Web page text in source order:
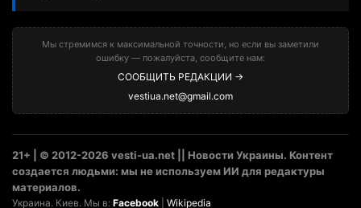
Мы стремимся к максимальной точности, но если вы заметили
ошибку — пожалуйста, сообщите нам:
СООБЩИТЬ РЕДАКЦИИ →
vestiua.net@gmail.com
21+ | © 2012-2026 vesti-ua.net || Новости Украины. Контент
создается людьми: мы не используем ИИ для редактуры
материалов.
Украина. Киев. Мы в: Facebook Wikipedia